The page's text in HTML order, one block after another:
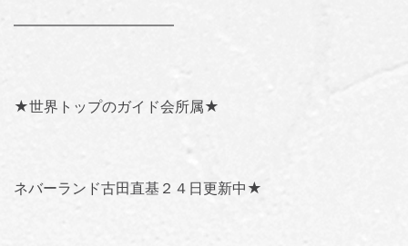
———————————
★世界トップのガイド会所属★
ネバーランド古田直基２４日更新中★